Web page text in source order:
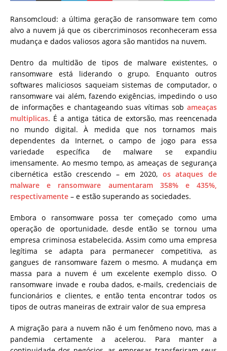
Ransomcloud: a última geração de ransomware tem como
alvo a nuvem já que os cibercriminosos reconheceram essa
mudança e dados valiosos agora são mantidos na nuvem.
Dentro da multidão de tipos de malware existentes, o
ransomware está liderando o grupo. Enquanto outros
softwares maliciosos saqueiam sistemas de computador, o
ransomware vai além, fazendo exigências, impedindo o uso
de informações e chantageando suas vítimas sob ameaças
multiplicas. É a antiga tática de extorsão, mas reencenada
no mundo digital. À medida que nos tornamos mais
dependentes da Internet, o campo de jogo para essa
variedade específica de malware se expandiu
imensamente. Ao mesmo tempo, as ameaças de segurança
cibernética estão crescendo – em 2020, os ataques de
malware e ransomware aumentaram 358% e 435%,
respectivamente – e estão superando as sociedades.
Embora o ransomware possa ter começado como uma
operação de oportunidade, desde então se tornou uma
empresa criminosa estabelecida. Assim como uma empresa
legítima se adapta para permanecer competitiva, as
gangues de ransomware fazem o mesmo. A mudança em
massa para a nuvem é um excelente exemplo disso. O
ransomware invade e rouba dados, e-mails, credenciais de
funcionários e clientes, e então tenta encontrar todos os
tipos de outras maneiras de extrair valor de sua empresa
A migração para a nuvem não é um fenômeno novo, mas a
pandemia certamente a acelerou. Para manter a